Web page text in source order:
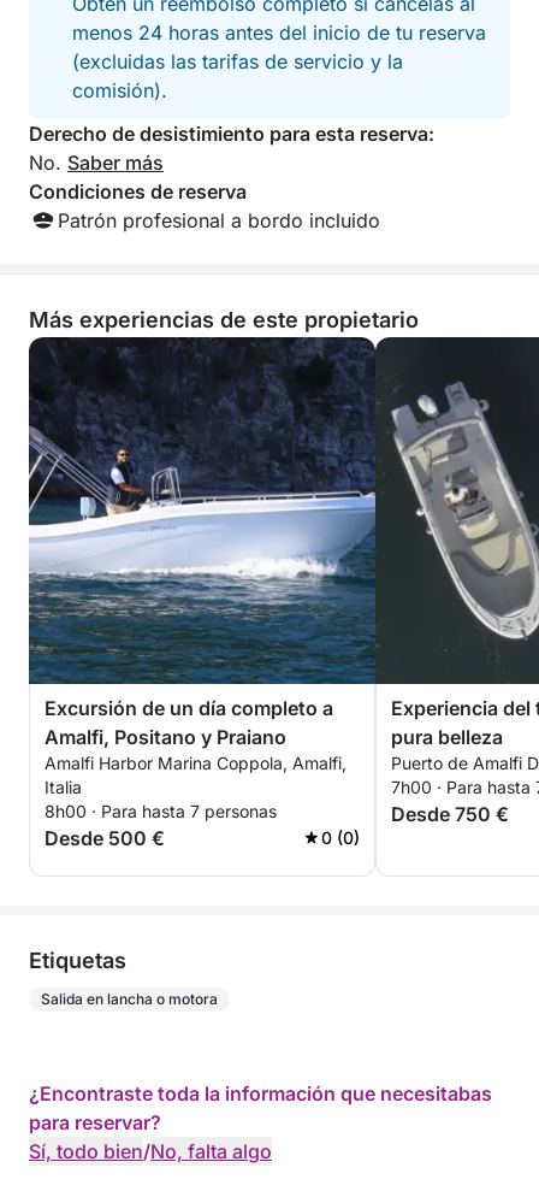
experiencia sin preocupaciones. Un tour perfecto
para parejas, familias o grupos pequeños que
quieran descubrir la Costa Amalfitana desde el mar
de una forma sencilla, relajante y auténtica.
Combustible no incluido.
menos 24 horas antes del inicio de tu reserva
(excluidas las tarifas de servicio y la
comisión).
Derecho de desistimiento para esta reserva:
No. Saber más
Condiciones de reserva
Patrón profesional a bordo incluido
Más experiencias de este propietario
Excursión de un día completo a
Amalfi, Positano y Praiano
Amalfi Harbor Marina Coppola, Amalfi,
Italia
8h00 · Para hasta 7 personas
Desde 500 € 0 (0)
Experiencia
pura belleza
Puerto de Amalfi
7h00 · Para hasta
Desde 750 €
Etiquetas
Salida en lancha o motora
¿Encontraste toda la información que necesitabas
para reservar?
Sí, todo bien/No, falta algo